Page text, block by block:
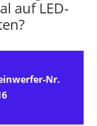
auf LED-
Nr.